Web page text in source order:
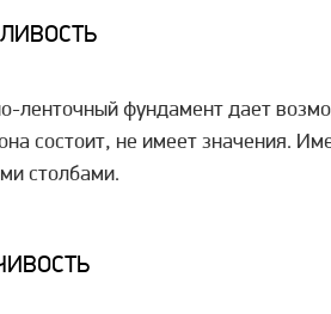
ленточный фундамент дает
состоит, не имеет значения.
столбами.